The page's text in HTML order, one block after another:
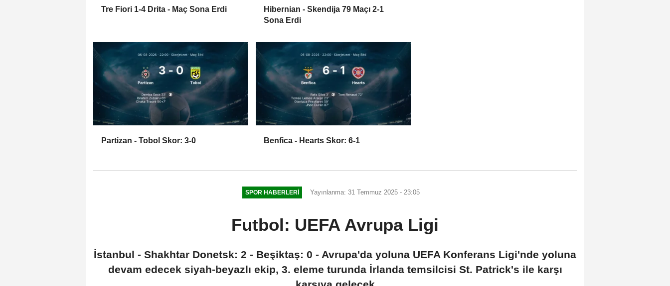
Tre Fiori 1-4 Drita - Maç Sona Erdi
Hibernian - Skendija 79 Maçı 2-1
Sona Erdi
Partizan - Tobol Skor: 3-0 Benfica - Hearts Skor: 6-1
SPOR HABERLERI Yayınlanma: 31 Temmuz 2025 - 23:05
Futbol: UEFA Avrupa Ligi
İstanbul - Shakhtar Donetsk: 2 - Beşiktaş: 0 - Avrupa'da yoluna UEFA Konferans Ligi'nde yoluna
devam edecek siyah-beyazlı ekip, 3. eleme turunda İrlanda temsilcisi St. Patrick's ile karşı